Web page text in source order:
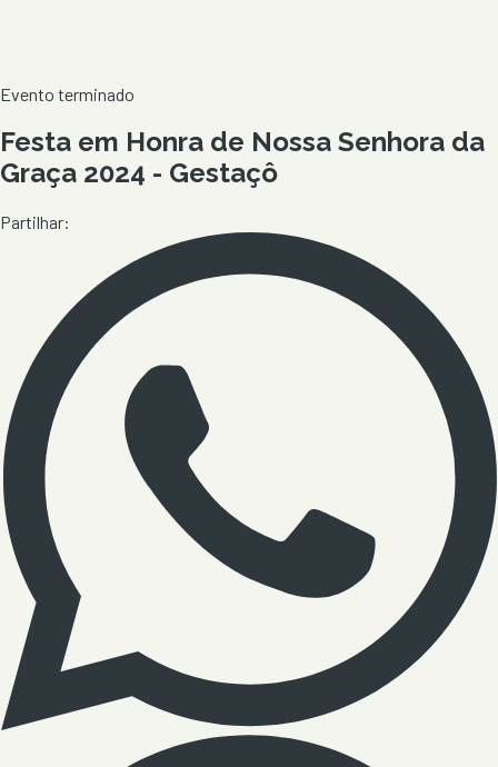
Evento terminado
Festa em Honra de Nossa Senhora da
Graça 2024 - Gestaçô
Partilhar: